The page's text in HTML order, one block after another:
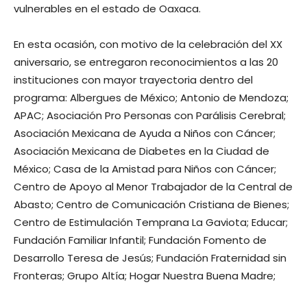
vulnerables en el estado de Oaxaca.
En esta ocasión, con motivo de la celebración del XX
aniversario, se entregaron reconocimientos a las 20
instituciones con mayor trayectoria dentro del
programa: Albergues de México; Antonio de Mendoza;
APAC; Asociación Pro Personas con Parálisis Cerebral;
Asociación Mexicana de Ayuda a Niños con Cáncer;
Asociación Mexicana de Diabetes en la Ciudad de
México; Casa de la Amistad para Niños con Cáncer;
Centro de Apoyo al Menor Trabajador de la Central de
Abasto; Centro de Comunicación Cristiana de Bienes;
Centro de Estimulación Temprana La Gaviota; Educar;
Fundación Familiar Infantil; Fundación Fomento de
Desarrollo Teresa de Jesús; Fundación Fraternidad sin
Fronteras; Grupo Altía; Hogar Nuestra Buena Madre;